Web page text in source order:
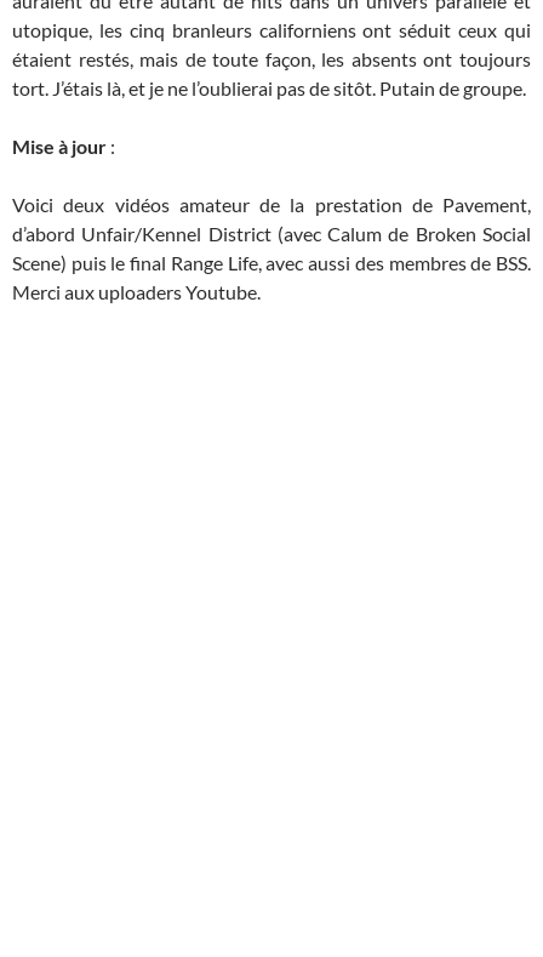
utopique, les cinq branleurs californiens ont séduit ceux qui
étaient restés, mais de toute façon, les absents ont toujours
tort. J’étais là, et je ne l’oublierai pas de sitôt. Putain de groupe.
Mise à jour :
Voici deux vidéos amateur de la prestation de Pavement,
d’abord Unfair/Kennel District (avec Calum de Broken Social
Scene) puis le final Range Life, avec aussi des membres de BSS.
Merci aux uploaders Youtube.